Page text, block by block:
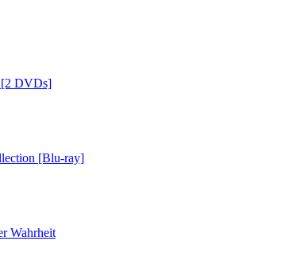
DVDs]
[Blu-ray]
Wahrheit